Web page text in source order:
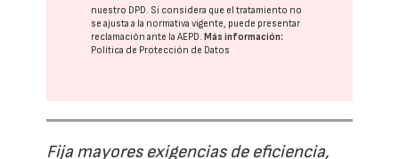
nuestro DPD. Si considera que el tratamiento no
se ajusta a la normativa vigente, puede presentar
reclamación ante laAEPD. Más información:
Política de Protección de Datos
Fija mayores exigencias de eficiencia,